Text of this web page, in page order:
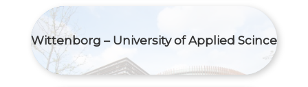
Wittenborg – University of Applied Scince